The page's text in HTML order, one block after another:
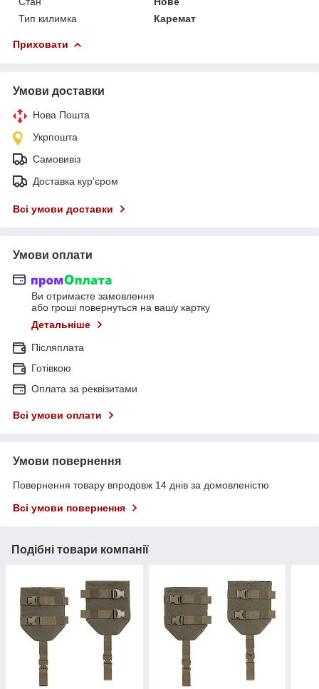
Тип килимка
Каремат
Приховати
Умови доставки
Нова Пошта
Укрпошта
Самовивіз
Доставка кур'єром
Всі умови доставки
Умови оплати
Ви отримаєте замовлення
або гроші повернуться на вашу картку
Детальніше
Післяплата
Готівкою
Оплата за реквізитами
Всі умови оплати
Умови повернення
Повернення товару впродовж 14 днів за домовленістю
Всі умови повернення
Подібні товари компанії